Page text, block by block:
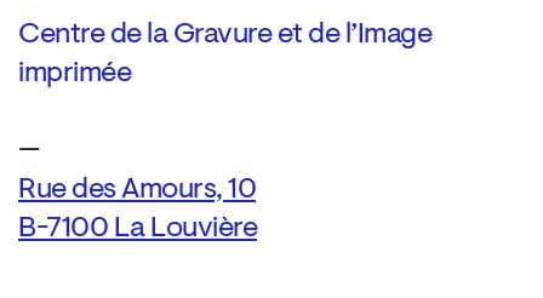
Centre de la Gravure et de l’Image
imprimée
—
Rue des Amours, 10
B-7100 La Louvière